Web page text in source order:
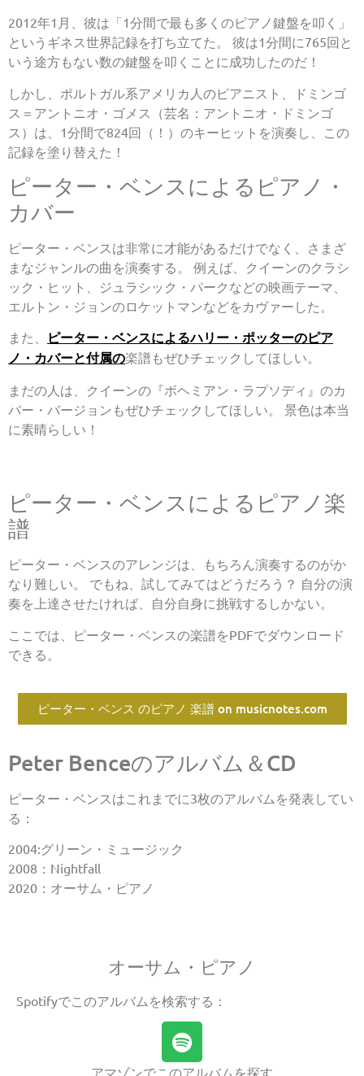
2012年1月、彼は「1分間で最も多くのピアノ鍵盤を叩く」
というギネス世界記録を打ち立てた。 彼は1分間に765回と
いう途方もない数の鍵盤を叩くことに成功したのだ！
しかし、ポルトガル系アメリカ人のピアニスト、ドミンゴ
ス＝アントニオ・ゴメス（芸名：アントニオ・ドミンゴ
ス）は、1分間で824回（！）のキーヒットを演奏し、この
記録を塗り替えた！
ピーター・ベンスによるピアノ・
カバー
ピーター・ベンスは非常に才能があるだけでなく、さまざ
まなジャンルの曲を演奏する。 例えば、クイーンのクラシ
ック・ヒット、ジュラシック・パークなどの映画テーマ、
エルトン・ジョンのロケットマンなどをカヴァーした。
また、
ピーター・ベンスによるハリー・ポッターのピア
ノ・カバーと付属の楽譜もぜひチェックしてほしい。
まだの人は、クイーンの『ボヘミアン・ラプソディ』のカ
バー・バージョンもぜひチェックしてほしい。 景色は本当
に素晴らしい！
ピーター・ベンスによるピアノ楽
譜
ピーター・ベンスのアレンジは、もちろん演奏するのがか
なり難しい。 でもね、試してみてはどうだろう？ 自分の演
奏を上達させたければ、自分自身に挑戦するしかない。
ここでは、ピーター・ベンスの楽譜をPDFでダウンロード
できる。
ピーター・ベンス のピアノ 楽譜 on musicnotes.com
Peter Benceのアルバム＆CD
ピーター・ベンスはこれまでに3枚のアルバムを発表してい
る：
2004:グリーン・ミュージック
2008：Nightfall
2020：オーサム・ピアノ
オーサム・ピアノ
Spotifyでこのアルバムを検索する：
アマゾンでこのアルバムを探す